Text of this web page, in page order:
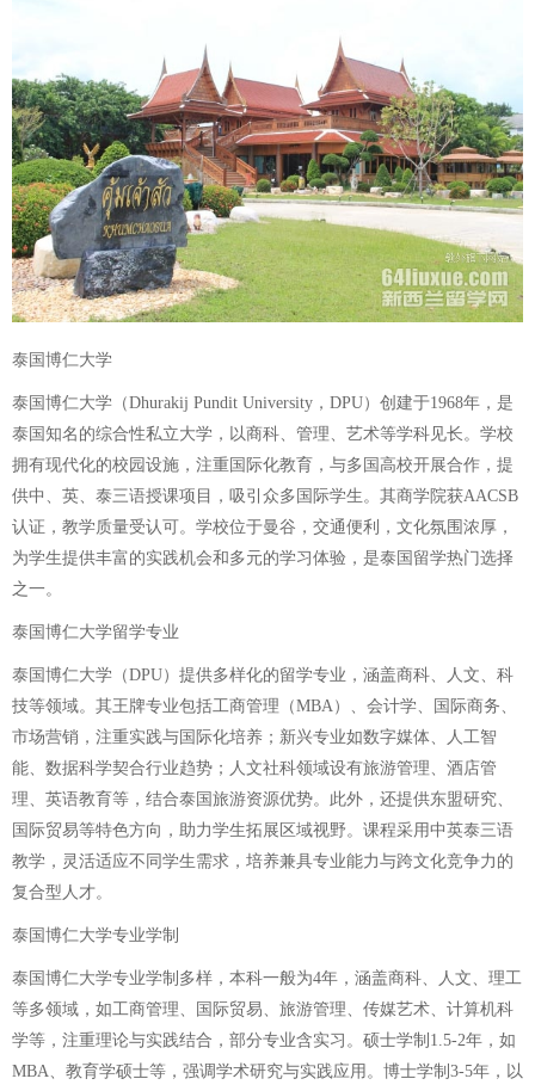
泰国博仁大学
泰国博仁大学（Dhurakij Pundit University，DPU）创建于1968年，是
泰国知名的综合性私立大学，以商科、管理、艺术等学科见长。学校
拥有现代化的校园设施，注重国际化教育，与多国高校开展合作，提
供中、英、泰三语授课项目，吸引众多国际学生。其商学院获AACSB
认证，教学质量受认可。学校位于曼谷，交通便利，文化氛围浓厚，
为学生提供丰富的实践机会和多元的学习体验，是泰国留学热门选择
之一。
泰国博仁大学留学专业
泰国博仁大学（DPU）提供多样化的留学专业，涵盖商科、人文、科
技等领域。其王牌专业包括工商管理（MBA）、会计学、国际商务、
市场营销，注重实践与国际化培养；新兴专业如数字媒体、人工智
能、数据科学契合行业趋势；人文社科领域设有旅游管理、酒店管
理、英语教育等，结合泰国旅游资源优势。此外，还提供东盟研究、
国际贸易等特色方向，助力学生拓展区域视野。课程采用中英泰三语
教学，灵活适应不同学生需求，培养兼具专业能力与跨文化竞争力的
复合型人才。
泰国博仁大学专业学制
泰国博仁大学专业学制多样，本科一般为4年，涵盖商科、人文、理工
等多领域，如工商管理、国际贸易、旅游管理、传媒艺术、计算机科
学等，注重理论与实践结合，部分专业含实习。硕士学制1.5-2年，如
MBA、教育学硕士等，强调学术研究与实践应用。博士学制3-5年，以